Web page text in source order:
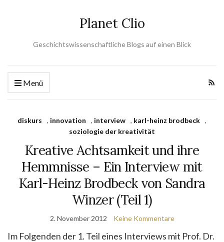
Planet Clio
Geschichtswissenschaftliche Blogs auf einen Blick
Menü
diskurs , innovation , interview , karl-heinz brodbeck ,
soziologie der kreativität
Kreative Achtsamkeit und ihre
Hemmnisse – Ein Interview mit
Karl-Heinz Brodbeck von Sandra
Winzer (Teil 1)
2. November 2012 Keine Kommentare
Im Folgenden der 1. Teil eines Interviews mit Prof. Dr.